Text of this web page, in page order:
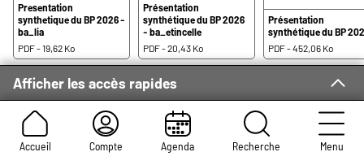
Accueil Compte Agenda Recherche Menu
Afficher les accès rapides
Presentation
synthetique du BP 2026 -
ba_lia
PDF - 19,62 Ko
Présentation
synthétique du BP 2026
- ba_etincelle
PDF - 20,43 Ko
Présentation
synthétique du BP
PDF - 452,06 Ko
Budget primitif